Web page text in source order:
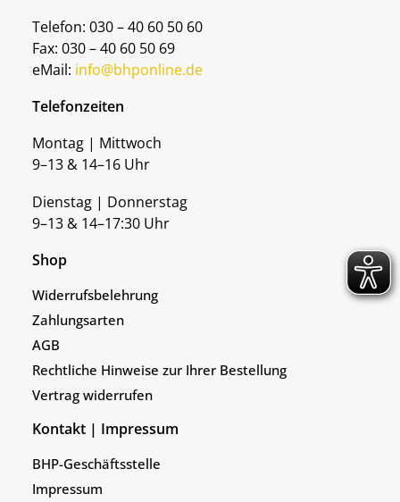
Telefon: 030 – 40 60 50 60
Fax: 030 – 40 60 50 69
eMail: info@bhponline.de
Telefonzeiten
Montag | Mittwoch
9–13 & 14–16 Uhr
Dienstag | Donnerstag
9–13 & 14–17:30 Uhr
Shop
Widerrufsbelehrung
Zahlungsarten
AGB
Rechtliche Hinweise zur Ihrer Bestellung
Vertrag widerrufen
Kontakt | Impressum
BHP-Geschäftsstelle
Impressum